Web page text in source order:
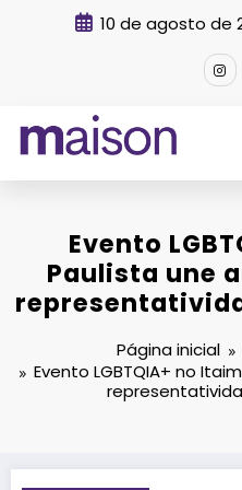
10 de agosto de
Revista Maison
Evento
Paulista une
Página inicial
Evento LGBTQIA+ no